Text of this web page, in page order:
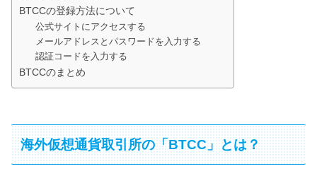
BTCCの登録方法について
公式サイトにアクセスする
メールアドレスとパスワードを入力する
認証コードを入力する
BTCCのまとめ
海外仮想通貨取引所の「BTCC」とは？